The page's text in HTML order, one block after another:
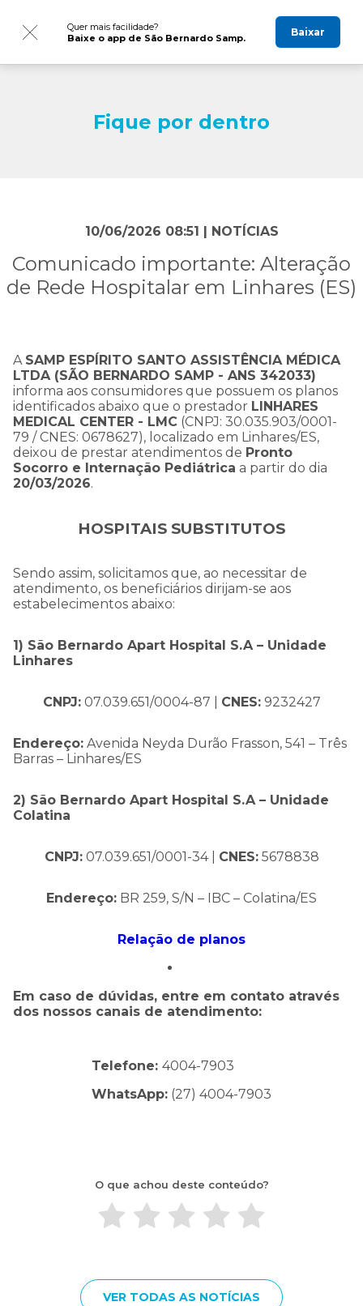
Quer mais facilidade?
Baixe o app de São Bernardo Samp.
Baixar
Fique por dentro
10/06/2026 08:51 | NOTÍCIAS
Comunicado importante: Alteração
de Rede Hospitalar em Linhares (ES)
A SAMP ESPÍRITO SANTO ASSISTÊNCIA MÉDICA
LTDA (SÃO BERNARDO SAMP - ANS 342033)
informa aos consumidores que possuem os planos
identificados abaixo que o prestador LINHARES
MEDICAL CENTER - LMC (CNPJ: 30.035.903/0001-
79 / CNES: 0678627), localizado em Linhares/ES,
deixou de prestar atendimentos de Pronto
Socorro e Internação Pediátrica a partir do dia
20/03/2026.
HOSPITAIS SUBSTITUTOS
Sendo assim, solicitamos que, ao necessitar de
atendimento, os beneficiários dirijam-se aos
estabelecimentos abaixo:
1) São Bernardo Apart Hospital S.A – Unidade
Linhares
CNPJ:07.039.651/0004-87 | CNES:9232427
Endereço: Avenida Neyda Durão Frasson, 541 – Três
Barras – Linhares/ES
2) São Bernardo Apart Hospital S.A – Unidade
Colatina
CNPJ:07.039.651/0001-34 | CNES:5678838
Endereço: BR 259, S/N – IBC – Colatina/ES
Relação de planos
Em caso de dúvidas, entre em contato através
dos nossos canais de atendimento:
Telefone: 4004-7903
WhatsApp: (27) 4004-7903
O que achou deste conteúdo?
VER TODAS AS NOTÍCIAS